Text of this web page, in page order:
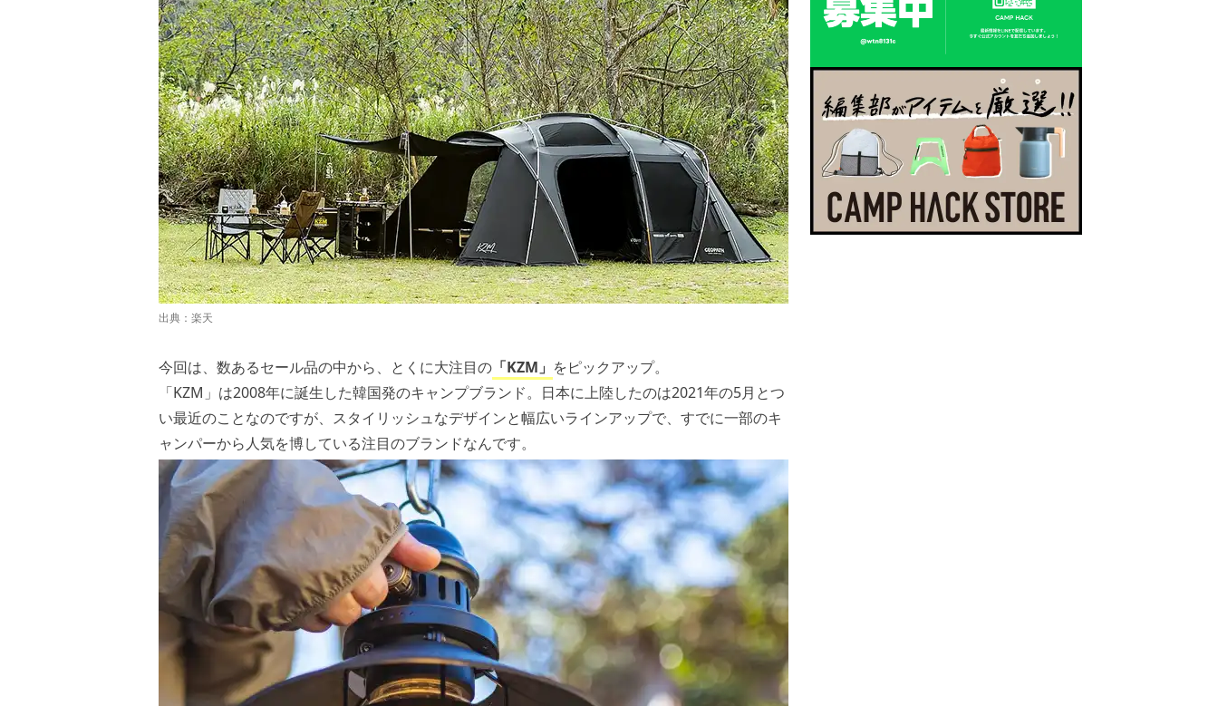
出典： 楽天
今回は、数あるセール品の中から、とくに大注目の「KZM」 をピックアップ。
「KZM」は2008年に誕生した韓国発のキャンプブランド。日本に上陸したのは2021年の5月とつ
い最近のことなのですが、スタイリッシュなデザインと幅広いラインアップで、すでに一部のキ
ャンパーから人気を博している注目のブランドなんです。